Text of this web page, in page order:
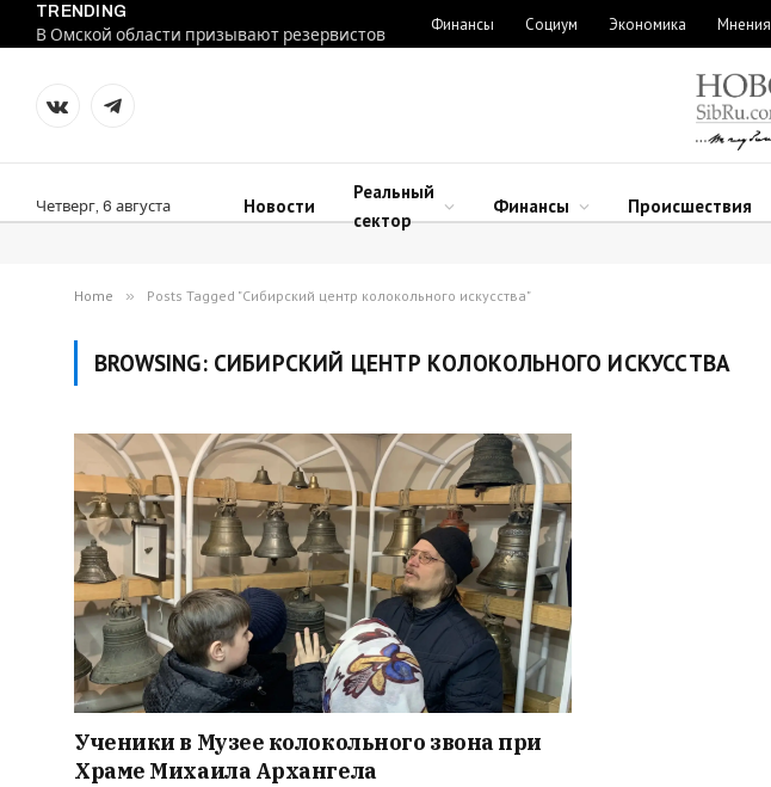
TRENDING
В Омской области призывают резервистов
Финансы Социум Экономика Мнения
VKontakteTelegram
Четверг, 6 августа Новости
Реальный
сектор
Финансы Происшествия
Home » Posts Tagged "Сибирский центр колокольного искусства"
BROWSING: СИБИРСКИЙ ЦЕНТР КОЛОКОЛЬНОГО ИСКУССТВА
Ученики в Музее колокольного звона при
Храме Михаила Архангела